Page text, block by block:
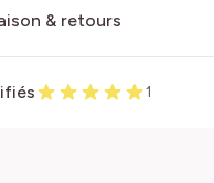
& retours
1